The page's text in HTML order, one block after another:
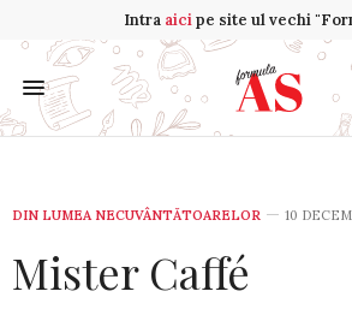
Intra aicipe site ul vechi
DIN LUMEA NECUVÂNTĂTOARELOR 10
Mister Caffé